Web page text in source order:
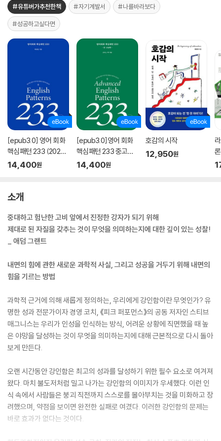
#유튜버가추천한책 #자기계발서 #나를바라보다
#성공하고싶다면
[epub3.0] 영어 회화
핵심패턴 233 (2023
개정판)
14,400원
[epub3.0]영어 회화
핵심패턴 233 중고급
편(2023개정판)
14,400원
호감의 시작
12,950원
론
소개
중대하고 험난한 고비 앞에서 진정한 강자가 되기 위해
제대로 된 자질을 갖추는 것이 무엇을 의미하는지에 대한 깊이 있는 성찰!
_ 애덤 그랜트
내면의 힘에 관한 새로운 과학적 사실, 그리고 성공을 거두기 위해 내면의
힘을 기르는 방법
과학적 근거에 의해 새롭게 정의하는, 우리에게 강인함이란 무엇인가? 유
명한 성과 전문가이자 경영 코치, 《피크 퍼포먼스》의 공동 저자인 스티브
매그니스는 우리가 인성을 인식하는 방식, 어려운 상황에 직면했을 때 높
은 야망을 달성하는 것이 무엇을 의미하는지에 대해 근본적으로 다시 돌아
보게 만든다.
오랜 시간동안 강인함은 최고의 성과를 달성하기 위한 필수 요소로 여겨져
왔다. 마치 불도저처럼 밀고 나가는 강인함의 이미지가 우세했다. 이런 인
식 속에서 사람들은 붕괴 직전까지 스스로를 몰아부치는 것을 미화하고 장
려했으며, 약점을 보이면 완전한 실패로 여겼다. 이러한 강인함의 문제는
바로 효과가 없다는 것이다.